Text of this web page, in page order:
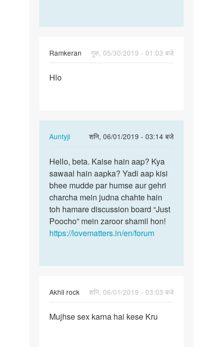
Ramkeran
गुरु, 05/30/2019 - 01:03 बजे
Hlo
Hlo
Auntyji
शनि, 06/01/2019 - 03:14 बजे
In
to
Hlo
by
Ramkeran
Hello,
beta.
Kaise
hain
aap?…
Hello, beta. Kaise hain aap? Kya
sawaal hain aapka? Yadi aap kisi
bhee mudde par humse aur gehri
charcha mein judna chahte hain
toh hamare discussion board “Just
Poocho” mein zaroor shamil hon!
https://lovematters.in/en/forum
Akhil rock
शनि, 06/01/2019 - 03:03 बजे
Mujhse
Mujhse sex karna hai kese Kru